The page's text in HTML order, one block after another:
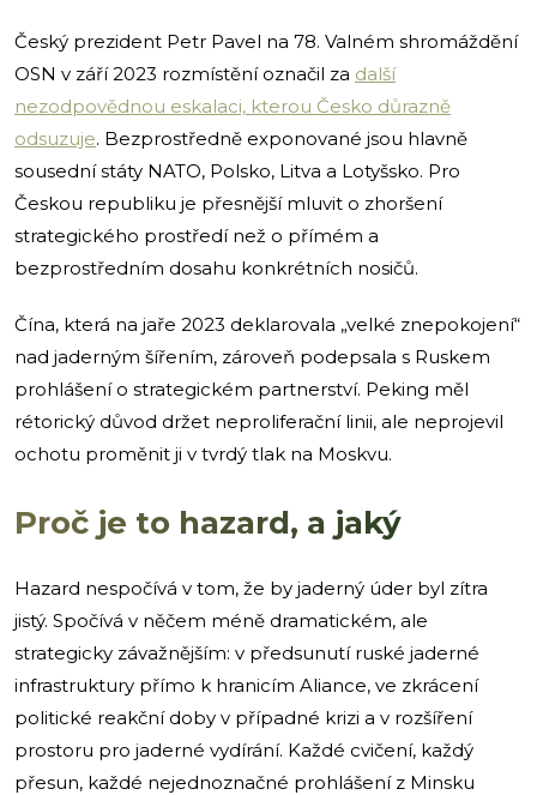
Český prezident Petr Pavel na 78. Valném shromáždění
OSN v září 2023 rozmístění označil za další
nezodpovědnou eskalaci, kterou Česko důrazně
odsuzuje. Bezprostředně exponované jsou hlavně
sousední státy NATO, Polsko, Litva a Lotyšsko. Pro
Českou republiku je přesnější mluvit o zhoršení
strategického prostředí než o přímém a
bezprostředním dosahu konkrétních nosičů.
Čína, která na jaře 2023 deklarovala „velké znepokojení“
nad jaderným šířením, zároveň podepsala s Ruskem
prohlášení o strategickém partnerství. Peking měl
rétorický důvod držet neproliferační linii, ale neprojevil
ochotu proměnit ji v tvrdý tlak na Moskvu.
Proč je to hazard, a jaký
Hazard nespočívá v tom, že by jaderný úder byl zítra
jistý. Spočívá v něčem méně dramatickém, ale
strategicky závažnějším: v předsunutí ruské jaderné
infrastruktury přímo k hranicím Aliance, ve zkrácení
politické reakční doby v případné krizi a v rozšíření
prostoru pro jaderné vydírání. Každé cvičení, každý
přesun, každé nejednoznačné prohlášení z Minsku